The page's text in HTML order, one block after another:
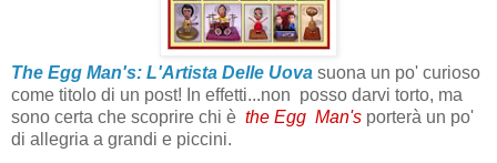
The Egg Man's: L'Artista Delle Uova suona un po' curioso
come titolo di un post! In effetti...non posso darvi torto, ma
sono certa che scoprire chi è the Egg Man's porterà un po'
di allegria a grandi e piccini.